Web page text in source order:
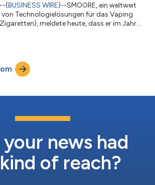
(BUSINESS WIRE)--SMOORE, ein weltweit
Technologielösungen für das Vaping
meldete heute, dass er im Jahr
Zerstäubung ist. Ebenfalls auf der
strategischer Partner von SMOORE und
Marke, m...
news had
of reach?